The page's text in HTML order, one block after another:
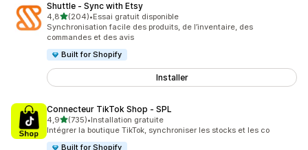
Shuttle ‑ Sync with Etsy
4,8étoile(s) sur 5
(204)
204 avis au total
•Essai gratuit disponible
Synchronisation facile des produits, de l’inventaire, des
commandes et des avis
Built for Shopify
Installer
Connecteur TikTok Shop ‑ SPL
4,9étoile(s) sur 5
(735)
735 avis au total
•Installation gratuite
Intégrer la boutique TikTok, synchroniser les stocks et les co
Built for Shopify